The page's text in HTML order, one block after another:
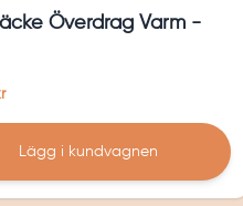
Överdrag Varm -
Lägg i kundvagnen